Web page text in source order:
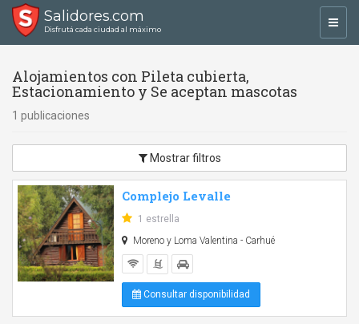
Salidores.com
Disfrutá cada ciudad al máximo
Alojamientos con Pileta cubierta,
Estacionamiento y Se aceptan mascotas
1 publicaciones
Mostrar filtros
Complejo Levalle
1 estrella
Moreno y Loma Valentina - Carhué
Consultar disponibilidad